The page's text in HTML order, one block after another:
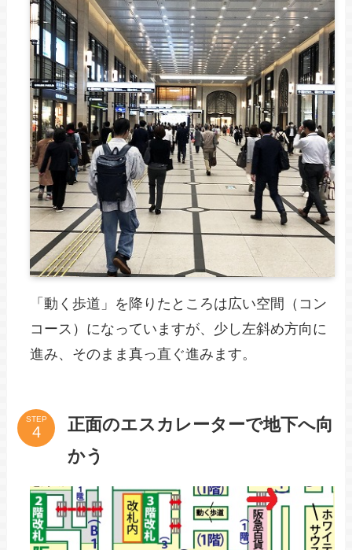
「動く歩道」を降りたところは広い空間（コン
コース）になっていますが、少し左斜め方向に
進み、そのまま真っ直ぐ進みます。
STEP
正面のエスカレーターで地下へ向
かう